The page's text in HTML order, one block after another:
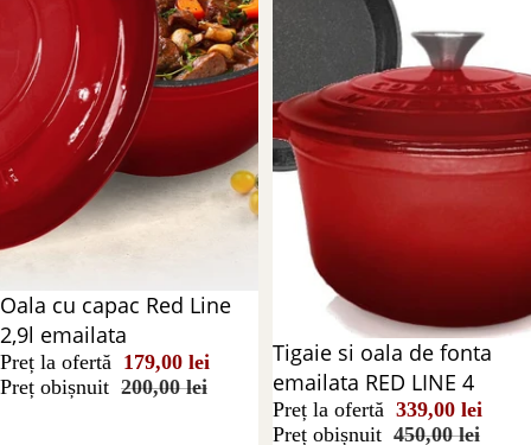
Reducere 11%
Oala cu capac Red Line
2,9l emailata
Preț la ofertă 179,00 lei
Preț obișnuit 200,00 lei
Reducere 25%
Tigaie si oala de fonta
emailata RED LINE 4
Preț la ofertă 339,00 lei
Preț obișnuit 450,00 lei